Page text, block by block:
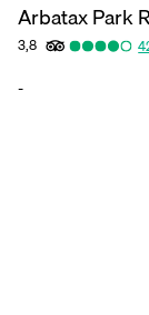
Arbatax Park
3,8
-